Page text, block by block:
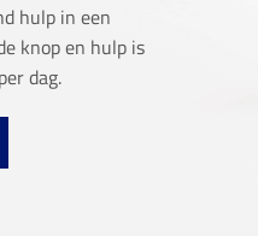
hulp in een
knop en hulp is
dag.